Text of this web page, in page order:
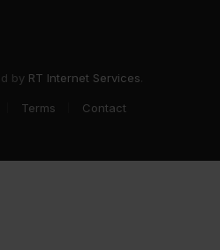
by RT Internet Services
Terms Contact